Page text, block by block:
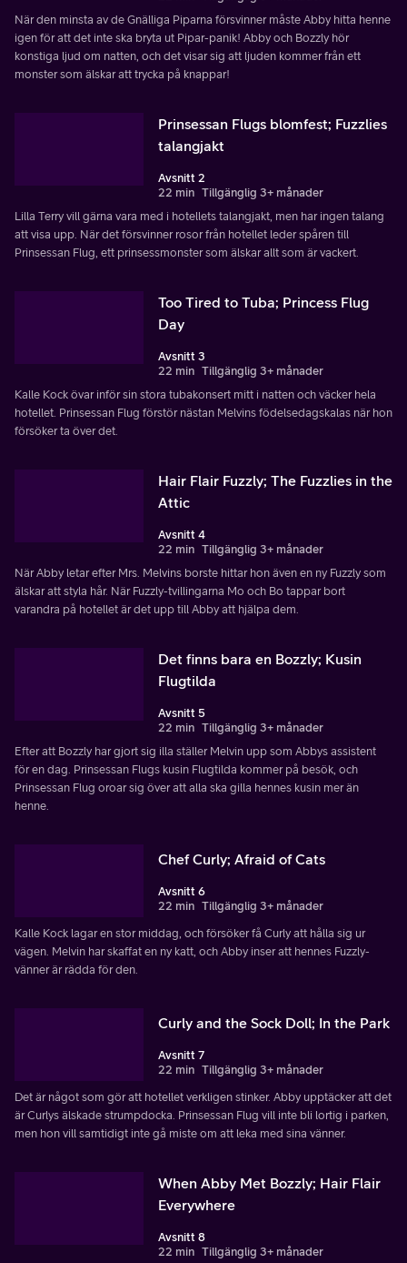
När den minsta av de Gnälliga Piparna försvinner måste Abby hitta henne
igen för att det inte ska bryta ut Pipar-panik! Abby och Bozzly hör
konstiga ljud om natten, och det visar sig att ljuden kommer från ett
monster som älskar att trycka på knappar!
Prinsessan Flugs blomfest; Fuzzlies
talangjakt
Avsnitt 2
22 min Tillgänglig 3+ månader
Lilla Terry vill gärna vara med i hotellets talangjakt, men har ingen talang
att visa upp. När det försvinner rosor från hotellet leder spåren till
Prinsessan Flug, ett prinsessmonster som älskar allt som är vackert.
Too Tired to Tuba; Princess Flug
Day
Avsnitt 3
22 min Tillgänglig 3+ månader
Kalle Kock övar inför sin stora tubakonsert mitt i natten och väcker hela
hotellet. Prinsessan Flug förstör nästan Melvins födelsedagskalas när hon
försöker ta över det.
Hair Flair Fuzzly; The Fuzzlies in the
Attic
Avsnitt 4
22 min Tillgänglig 3+ månader
När Abby letar efter Mrs. Melvins borste hittar hon även en ny Fuzzly som
älskar att styla hår. När Fuzzly-tvillingarna Mo och Bo tappar bort
varandra på hotellet är det upp till Abby att hjälpa dem.
Det finns bara en Bozzly; Kusin
Flugtilda
Avsnitt 5
22 min Tillgänglig 3+ månader
Efter att Bozzly har gjort sig illa ställer Melvin upp som Abbys assistent
för en dag. Prinsessan Flugs kusin Flugtilda kommer på besök, och
Prinsessan Flug oroar sig över att alla ska gilla hennes kusin mer än
henne.
Chef Curly; Afraid of Cats
Avsnitt 6
22 min Tillgänglig 3+ månader
Kalle Kock lagar en stor middag, och försöker få Curly att hålla sig ur
vägen. Melvin har skaffat en ny katt, och Abby inser att hennes Fuzzly-
vänner är rädda för den.
Curly and the Sock Doll; In the Park
Avsnitt 7
22 min Tillgänglig 3+ månader
Det är något som gör att hotellet verkligen stinker. Abby upptäcker att det
är Curlys älskade strumpdocka. Prinsessan Flug vill inte bli lortig i parken,
men hon vill samtidigt inte gå miste om att leka med sina vänner.
When Abby Met Bozzly; Hair Flair
Everywhere
Avsnitt 8
22 min Tillgänglig 3+ månader